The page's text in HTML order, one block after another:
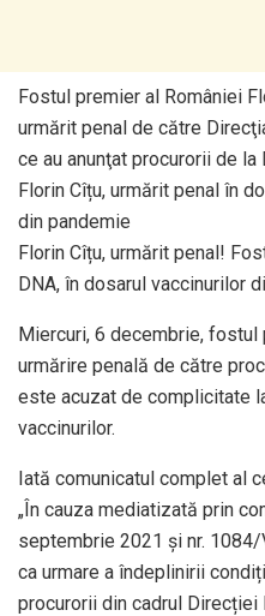
Fostul premier al României
urmărit penal de către
ce au anunţat procurorii de la
Florin Cîțu, urmărit penal în
din pandemie
Florin Cîțu, urmărit penal!
DNA, în dosarul vaccinurilor
Miercuri, 6 decembrie,
urmărire penală de către
este acuzat de complicitate
vaccinurilor.
Iată comunicatul complet al
„În cauza mediatizată prin
septembrie 2021 și nr.
ca urmare a îndeplinirii
procurorii din cadrul